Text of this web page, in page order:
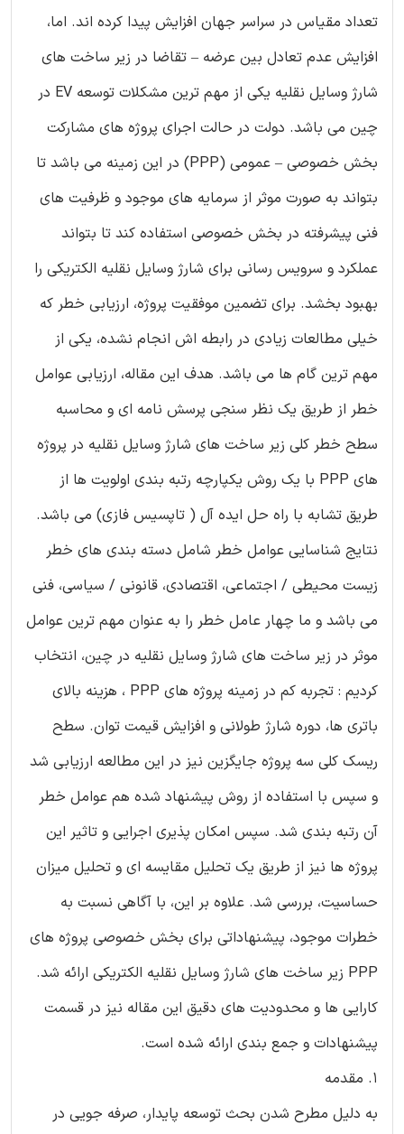
تعداد مقیاس در سراسر جهان افزایش پیدا کرده اند. اما،
افزایش عدم تعادل بین عرضه – تقاضا در زیر ساخت های
شارژ وسایل نقلیه یکی از مهم ترین مشکلات توسعه EV در
چین می باشد. دولت در حالت اجرای پروژه های مشارکت
بخش خصوصی – عمومی (PPP) در این زمینه می باشد تا
بتواند به صورت موثر از سرمایه های موجود و ظرفیت های
فنی پیشرفته در بخش خصوصی استفاده کند تا بتواند
عملکرد و سرویس رسانی برای شارژ وسایل نقلیه الکتریکی را
بهبود بخشد. برای تضمین موفقیت پروژه، ارزیابی خطر که
خیلی مطالعات زیادی در رابطه اش انجام نشده، یکی از
مهم ترین گام ها می باشد. هدف این مقاله، ارزیابی عوامل
خطر از طریق یک نظر سنجی پرسش نامه ای و محاسبه
سطح خطر کلی زیر ساخت های شارژ وسایل نقلیه در پروژه
های PPP با یک روش یکپارچه رتبه بندی اولویت ها از
طریق تشابه با راه حل ایده آل ( تاپسیس فازی) می باشد.
نتایج شناسایی عوامل خطر شامل دسته بندی های خطر
زیست محیطی / اجتماعی، اقتصادی، قانونی / سیاسی، فنی
می باشد و ما چهار عامل خطر را به عنوان مهم ترین عوامل
موثر در زیر ساخت های شارژ وسایل نقلیه در چین، انتخاب
کردیم : تجربه کم در زمینه پروژه های PPP ، هزینه بالای
باتری ها، دوره شارژ طولانی و افزایش قیمت توان. سطح
ریسک کلی سه پروژه جایگزین نیز در این مطالعه ارزیابی شد
و سپس با استفاده از روش پیشنهاد شده هم عوامل خطر
آن رتبه بندی شد. سپس امکان پذیری اجرایی و تاثیر این
پروژه ها نیز از طریق یک تحلیل مقایسه ای و تحلیل میزان
حساسیت، بررسی شد. علاوه بر این، با آگاهی نسبت به
خطرات موجود، پیشنهاداتی برای بخش خصوصی پروژه های
PPP زیر ساخت های شارژ وسایل نقلیه الکتریکی ارائه شد.
کارایی ها و محدودیت های دقیق این مقاله نیز در قسمت
پیشنهادات و جمع بندی ارائه شده است.
1. مقدمه
به دلیل مطرح شدن بحث توسعه پایدار، صرفه جویی در